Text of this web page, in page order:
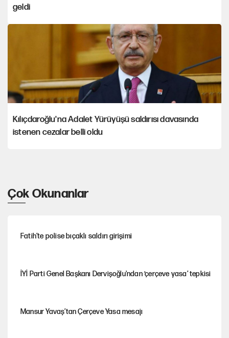
geldi
Kılıçdaroğlu'na Adalet Yürüyüşü saldırısı davasında
istenen cezalar belli oldu
Çok Okunanlar
Fatih’te polise bıçaklı saldırı girişimi
İYİ Parti Genel Başkanı Dervişoğlu'ndan ‘çerçeve yasa’ tepkisi
Mansur Yavaş’tan Çerçeve Yasa mesajı